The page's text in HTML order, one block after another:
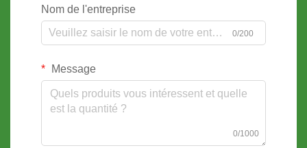
Nom de l'entreprise
0/200
Message
0/1000